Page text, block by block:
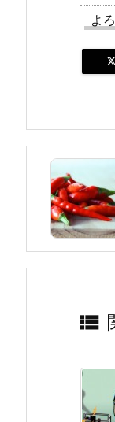
よ
